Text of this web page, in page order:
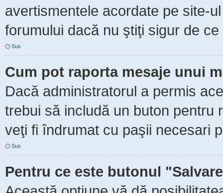
avertismentele acordate pe site-
forumului dacă nu ştiţi sigur de
Sus
Cum pot raporta mesaje unui
Dacă administratorul a permis
trebui să includă un buton pentru
veţi fi îndrumat cu paşii necesari
Sus
Pentru ce este butonul